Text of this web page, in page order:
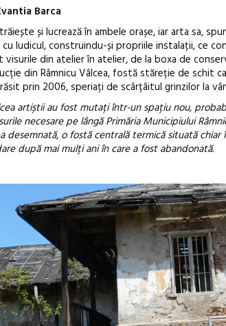
Barca
și lucrează în ambele orașe, iar arta sa,
ludicul, construindu-și propriile instalații, ce
visurile din atelier în atelier, de la boxa de
din Râmnicu Vâlcea, fostă stăreție de schit
prin 2006, speriați de scârțâitul grinzilor la
artiștii au fost mutați într-un spațiu nou,
necesare pe lângă Primăria Municipiului
desemnată, o fostă centrală termică situată
după mai mulți ani în care a fost abandonată.